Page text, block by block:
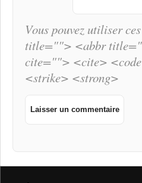
Vous pouvez utiliser
title=""> <abbr
cite=""> <cite>
<strike> <strong>